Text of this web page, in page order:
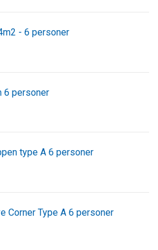
- 6 personer
6 personer
type A 6 personer
Corner Type A 6 personer